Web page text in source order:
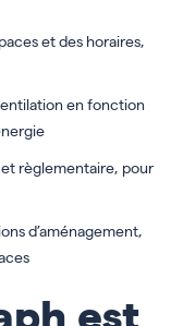
et des horaires,
en fonction
règlementaire, pour
d’aménagement,
est